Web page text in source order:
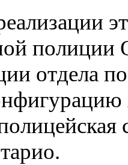
полиции
отдела